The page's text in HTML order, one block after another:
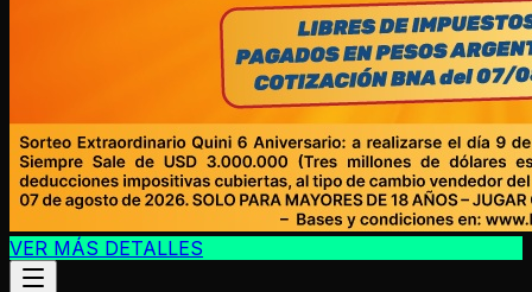
VER MÁS DETALLES